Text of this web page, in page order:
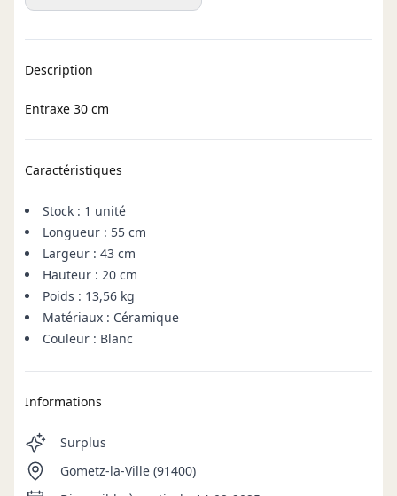
Description
Entraxe 30 cm
Caractéristiques
Stock : 1 unité
Longueur : 55 cm
Largeur : 43 cm
Hauteur : 20 cm
Poids : 13,56 kg
Matériaux : Céramique
Couleur : Blanc
Informations
Surplus
Gometz-la-Ville (91400)